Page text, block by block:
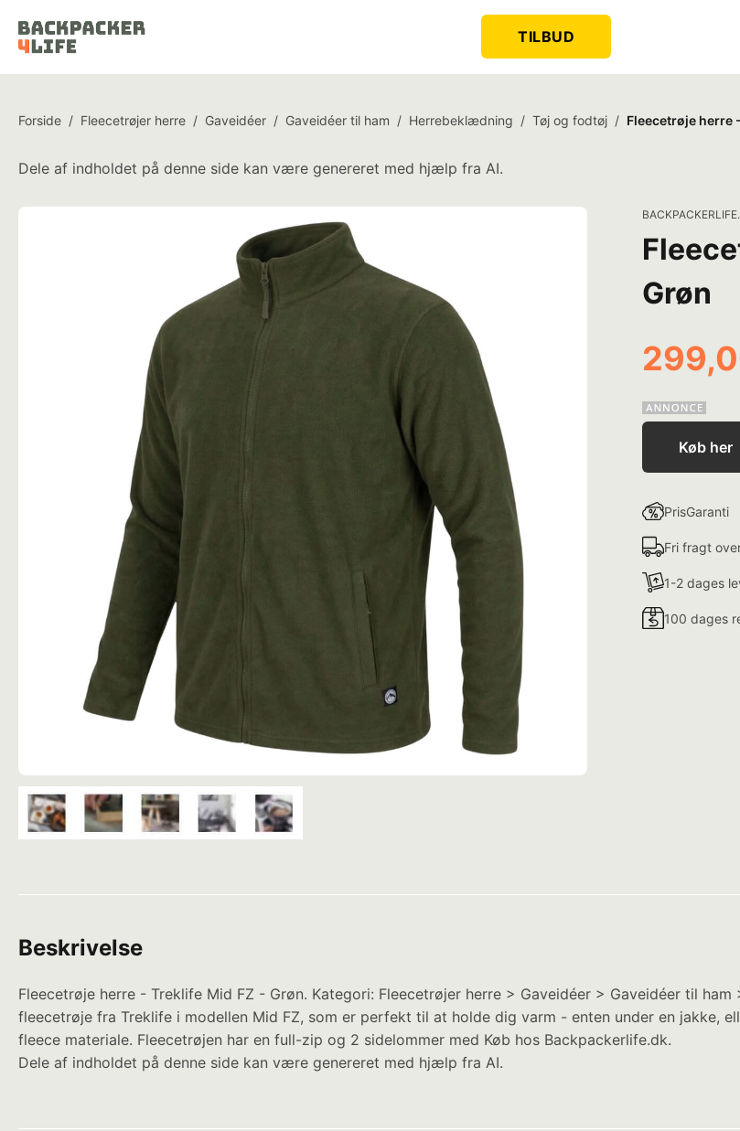
TILBUD
Forside / Fleecetrøjer herre / Gaveidéer / Gaveidéer til ham / Herrebeklædning / Tøj og fodtøj / Fleecetrøje herre
Dele af indholdet på denne side kan være genereret med hjælp fra AI.
Grøn
Køb her
PrisGaranti
Fri fragt
1-2 dages
100 dages
Beskrivelse
Fleecetrøje herre - Treklife Mid FZ - Grøn. Kategori: Fleecetrøjer herre > Gaveidéer > Gaveidéer til
fleecetrøje fra Treklife i modellen Mid FZ, som er perfekt til at holde dig varm - enten under en jakke,
fleece materiale. Fleecetrøjen har en full-zip og 2 sidelommer med Køb hos Backpackerlife.dk.
Dele af indholdet på denne side kan være genereret med hjælp fra AI.